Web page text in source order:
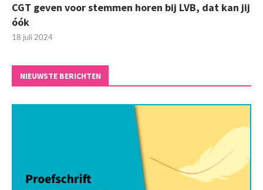
CGT geven voor stemmen horen bij LVB, dat kan jij
óók
18 juli 2024
NIEUWSTE BERICHTEN